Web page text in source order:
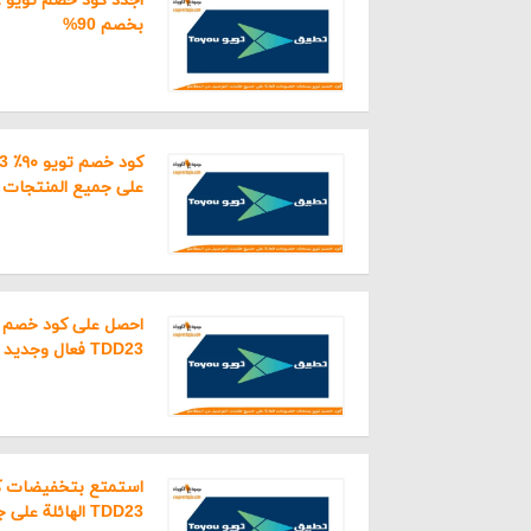
يقبل
بخصم 90%
على جميع المنتجات
احصل على كود خصم
TDD23 فعال وجديد
استمتع بتخفيضات
TDD23 الهائلة على جميع المنتجات